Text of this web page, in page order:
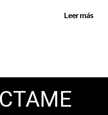
destacarte como experto en
Leer más